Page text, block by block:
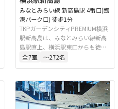
みなとみらい線 新高島駅 4番口(臨
港パーク口) 徒歩1分
TKPガーデンシティPREMIUM横浜
駅新高島は、みなとみらい線新高
島駅直上、横浜駅東口からも徒歩7
分の好立地にある貸会議室・イベ
演会、セミナー、説明会、懇親会
など多様な用途に対応していま
す。
全7室 〜272名